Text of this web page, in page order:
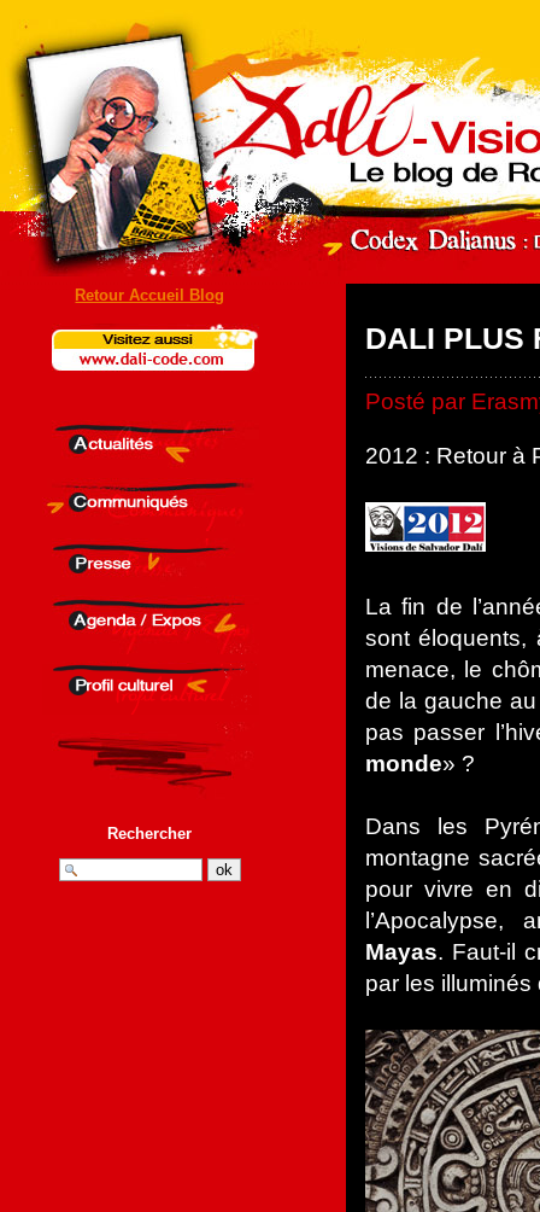
Retour Accueil Blog
Rechercher
DALI PLUS
Posté par
2012 : Retour à
La fin de
sont éloquents,
menace, le
de la gauche
pas passer
monde» ?
Dans les
montagne
pour vivre en
l’Apocalypse,
Mayas. Faut-il
par les